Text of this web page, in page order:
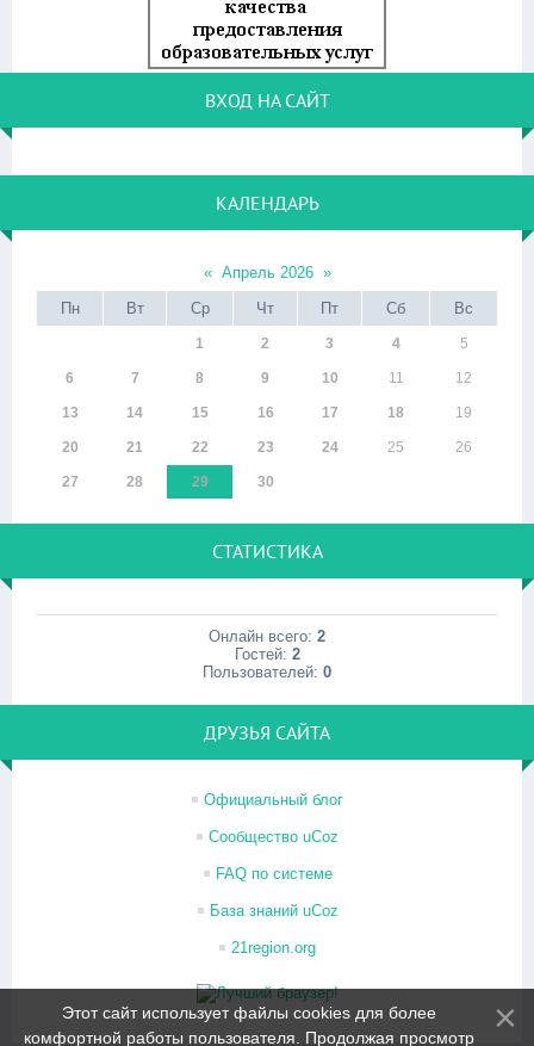
ВХОД НА САЙТ
КАЛЕНДАРЬ
« Апрель 2026 »
Пн
Вт Ср Чт Пт Сб Вс
1 2 3 4 5
6 7 8 9 10 11 12
13 14 15 16 17 18 19
20 21 22 23 24 25 26
27 28 29 30
СТАТИСТИКА
Онлайн всего: 2
Гостей: 2
Пользователей: 0
ДРУЗЬЯ САЙТА
Официальный блог
Сообщество uCoz
FAQ по системе
База знаний uCoz
21region.org
Этот сайт использует файлы cookies для более
комфортной работы пользователя. Продолжая просмотр